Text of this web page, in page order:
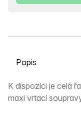
Vyberte kartu
Popis
K dispozici je celá
maxi vrtací